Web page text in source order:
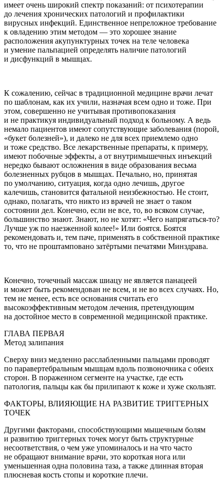
имеет очень широкий спектр показаний: от психотерапии
до лечения хронических патологий и профилактики
вирусных инфекций. Единственное непреложное требование
к овладению этим методом — это хорошее знание
расположения акупунктурных точек на теле человека
и умение пальпацией определять наличие патологий
и дисфункций в мышцах.
К сожалению, сейчас в традиционной медицине врачи лечат
по шаблонам, как их учили, назначая всем одно и тоже. При
этом, совершенно не учитывая противопоказания
и не практикуя индивидуальный подход к больному. А ведь
немало пациентов имеют сопутствующие заболевания (порой,
«букет болезней»), и далеко не для всех приемлемо одно
и тоже средство. Все лекарственные препараты, к примеру,
имеют побочные эффекты, а от внутримышечных инъекций
нередко бывают осложнения в виде образования весьма
болезненных рубцов в мышцах. Печально, но, принятая
по умолчанию, ситуация, когда одно лечишь, другое
калечишь, становится фатальной неизбежностью. Не стоит,
однако, полагать, что никто из врачей не знает о таком
состоянии дел. Конечно, если не все, то, во всяком случае,
большинство знают. Знают, но не хотят: «Чего напрягаться-то?
Лучше уж по наезженной колее!» Или боятся. Боятся
рекомендовать и, тем паче, применять в собственной практике
то, что не проштамповано затёртыми печатями Минздрава.
Конечно, точечный массаж шиацу не является панацеей
и может быть рекомендован не всем, и не во всех случаях. Но,
тем не менее, есть все основания считать его
высокоэффективным методом лечения, претендующим
на достойное место в современной медицинской практике.
ГЛАВА ПЕРВАЯ
Метод залипания
Сверху вниз медленно расслабленными пальцами проводят
по паравертебральным мышцам вдоль позвоночника с обеих
сторон. В пораженном сегменте на участке, где есть
патология, пальцы как бы прилипают к коже и хуже скользят.
ФАКТОРЫ, ВЛИЯЮЩИЕ НА РАЗВИТИЕ ТРИГГЕРНЫХ
ТОЧЕК
Другими факторами, способствующими мышечным болям
и развитию триггерных точек могут быть структурные
несоответствия, о чем уже упоминалось и на что часто
не обращают внимание врачи, это короткая нога или
уменьшенная одна половина таза, а также длинная вторая
плюсневая кость стопы и короткие плечи.